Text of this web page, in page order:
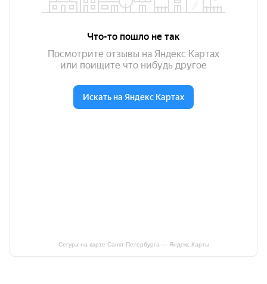
Сегура на карте Санкт‑Петербурга — Яндекс.Карты